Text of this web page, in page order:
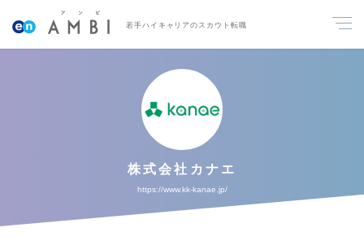
若手ハイキャリアのスカウト転職
株式会社カナエ
https://www.kk-kanae.jp/